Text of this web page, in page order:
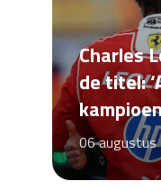
Charles
de titel:
06